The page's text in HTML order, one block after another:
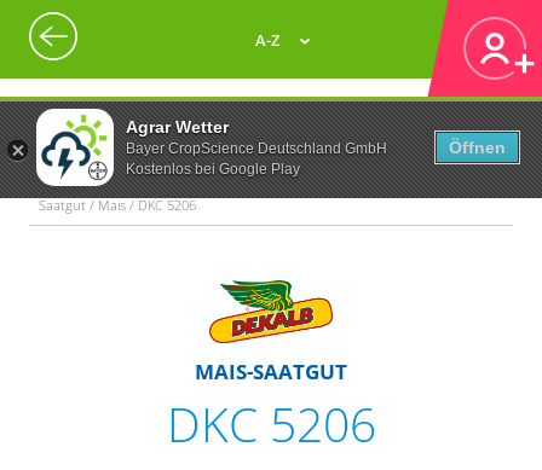
Agrar Wetter
Bayer CropScience Deutschland GmbH
Kostenlos bei Google Play
Öffnen
A-Z
Saatgut / Mais / DKC 5206
MAIS-SAATGUT
DKC 5206